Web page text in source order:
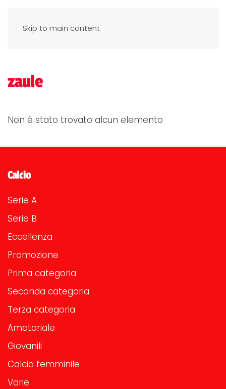
Skip to main content
zaule
Non è stato trovato alcun elemento
Calcio
Serie A
Serie B
Eccellenza
Promozione
Prima categoria
Seconda categoria
Terza categoria
Amatoriale
Giovanili
Calcio femminile
Varie